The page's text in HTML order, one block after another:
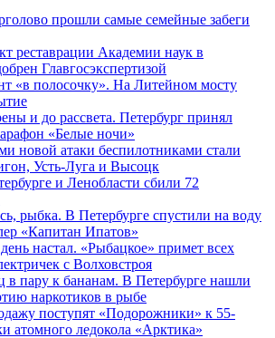
прошли самые семейные забеги
реставрации Академии наук в
Главгосэкспертизой
«в полосочку». На Литейном мосту
и до рассвета. Петербург принял
«Белые ночи»
новой атаки беспилотниками стали
Усть-Луга и Высоцк
и Ленобласти сбили 72
рыбка. В Петербурге спустили на воду
«Капитан Ипатов»
настал. «Рыбацкое» примет всех
с Волховстроя
в пару к бананам. В Петербурге нашли
наркотиков в рыбе
поступят «Подорожники» к 55-
атомного ледокола «Арктика»